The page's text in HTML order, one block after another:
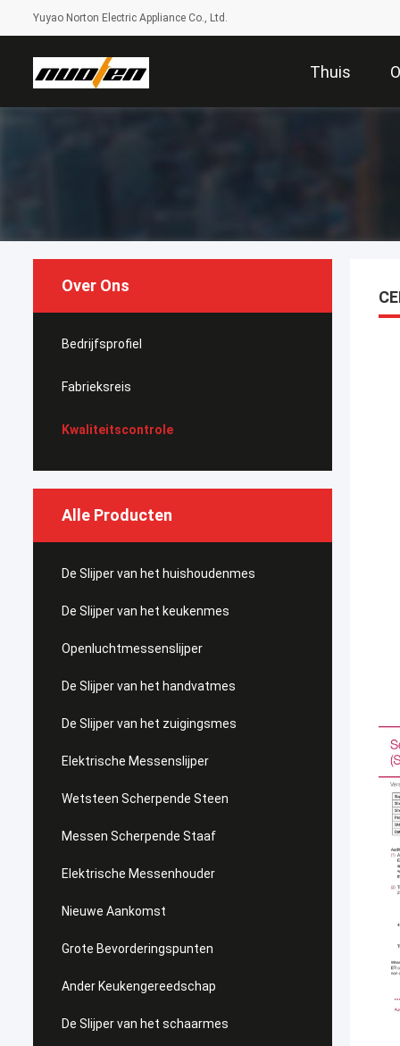
Yuyao Norton Electric Appliance Co., Ltd.
Thuis
Over Ons
Bedrijfsprofiel
Fabrieksreis
Kwaliteitscontrole
Alle Producten
De Slijper van het huishoudenmes
De Slijper van het keukenmes
Openluchtmessenslijper
De Slijper van het handvatmes
De Slijper van het zuigingsmes
Elektrische Messenslijper
Wetsteen Scherpende Steen
Messen Scherpende Staaf
Elektrische Messenhouder
Nieuwe Aankomst
Grote Bevorderingspunten
Ander Keukengereedschap
De Slijper van het schaarmes